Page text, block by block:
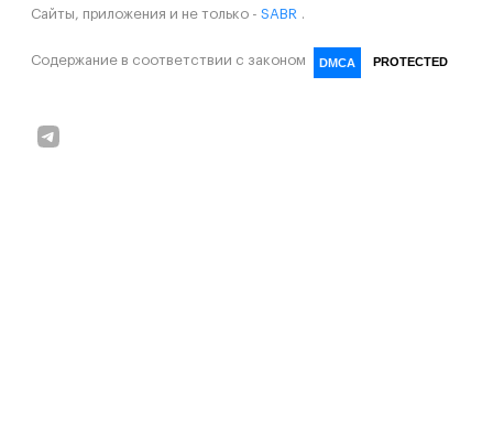
Сайты, приложения и не только - SABR .
Содержание в соответствии с законом DMCA PROTECTED